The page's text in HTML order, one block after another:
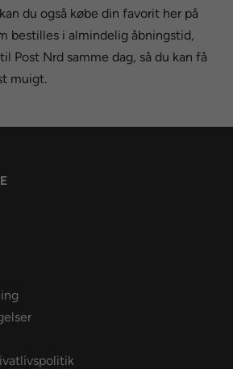
du også købe din favorit her på
bestilles i almindelig åbningstid,
Post Nrd samme dag, så du kan få
muigt.